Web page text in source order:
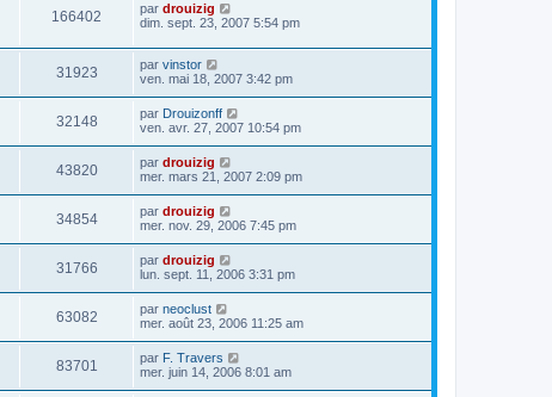
166402 par drouizig
dim. sept. 23, 2007 5:54 pm
31923 par vinstor
ven. mai 18, 2007 3:42 pm
32148 par Drouizonff
ven. avr. 27, 2007 10:54 pm
43820 par drouizig
mer. mars 21, 2007 2:09 pm
34854 par drouizig
mer. nov. 29, 2006 7:45 pm
31766 par drouizig
lun. sept. 11, 2006 3:31 pm
63082 par neoclust
mer. août 23, 2006 11:25 am
83701 par F. Travers
mer. juin 14, 2006 8:01 am